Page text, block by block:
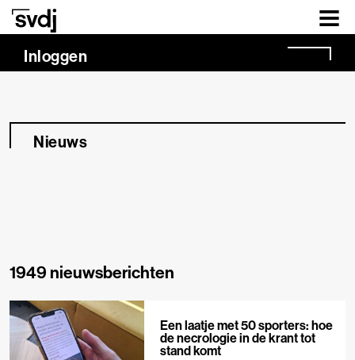
Naar hoofdinhoud
Inloggen
Nieuws
1949 nieuwsberichten
Een laatje met 50 sporters: hoe
de necrologie in de krant tot
stand komt